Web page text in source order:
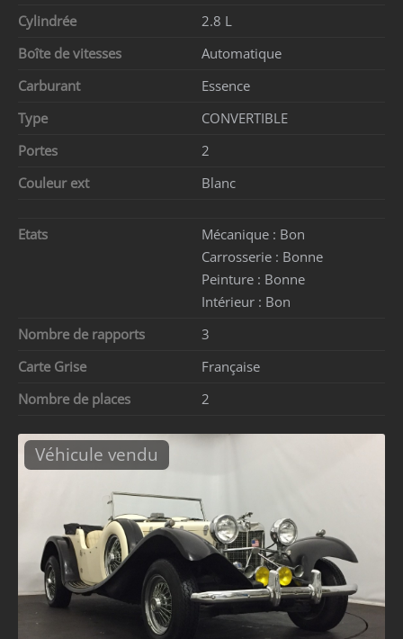
Cylindrée
2.8 L
Boîte de vitesses
Automatique
Carburant
Essence
Type
CONVERTIBLE
Portes
2
Couleur ext
Blanc
Etats Mécanique : Bon
Carrosserie : Bonne
Peinture : Bonne
Intérieur : Bon
Nombre de rapports
3
Carte Grise
Française
Nombre de places
2
Véhicule vendu